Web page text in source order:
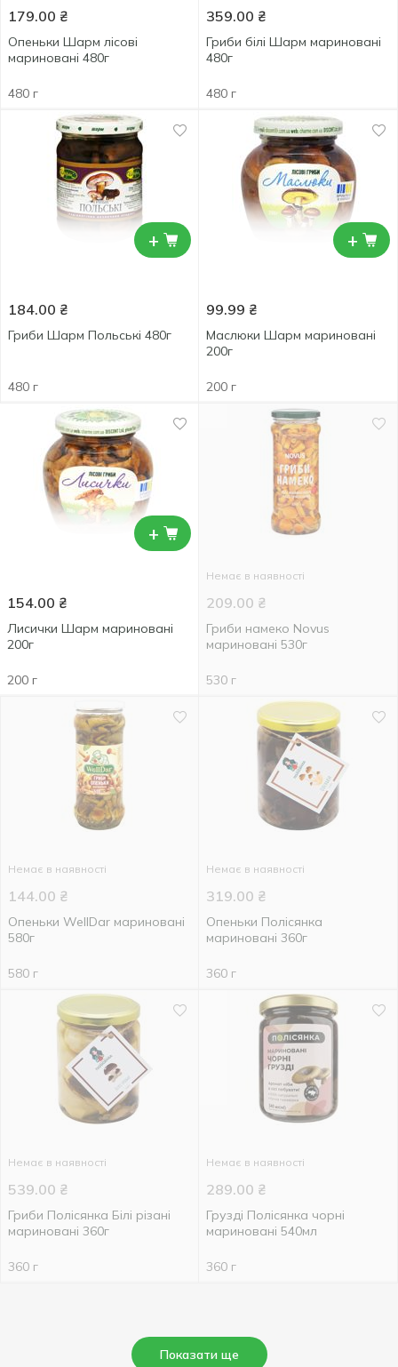
179.00 ₴
Опеньки Шарм лісові
мариновані 480г
480 г
359.00 ₴
Гриби білі Шарм мариновані
480г
480 г
+
184.00 ₴
Гриби Шарм Польські 480г
480 г
+
99.99 ₴
Маслюки Шарм мариновані
200г
200 г
+
154.00 ₴
Лисички Шарм мариновані
200г
200 г
Немає в наявності
209.00 ₴
Гриби намеко Novus
мариновані 530г
530 г
Немає в наявності
144.00 ₴
Опеньки WellDar мариновані
580г
580 г
Немає в наявності
319.00 ₴
Опеньки Полісянка
мариновані 360г
360 г
Немає в наявності
539.00 ₴
Гриби Полісянка Білі різані
мариновані 360г
360 г
Немає в наявності
289.00 ₴
Грузді Полісянка чорні
мариновані 540мл
360 г
Показати ще